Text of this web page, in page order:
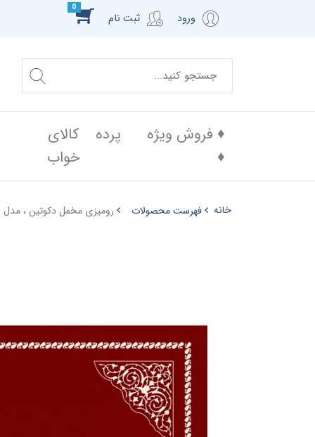
ورود ثبت نام
0
♦️ فروش ویژه
♦️
پرده
کالای
خواب
خانه فهرست محصولات رومیزی مخمل دکوتین ،